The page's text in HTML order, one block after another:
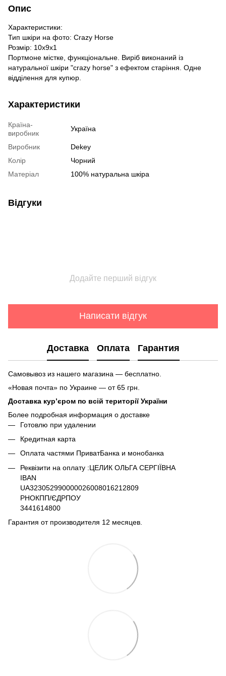
Опис
Характеристики:
Тип шкіри на фото: Crazy Horse
Розмір: 10х9х1
Портмоне містке, функціональне. Виріб виконаний із
натуральної шкіри "crazy horse" з ефектом старіння. Одне
відділення для купюр.
Характеристики
Країна-
виробник
Україна
Виробник
Dekey
Колір
Чорний
Матеріал
100% натуральна шкіра
Відгуки
Додайте перший відгук
Написати відгук
Доставка Оплата Гарантия
Самовывоз из нашего магазина — бесплатно.
«Новая почта» по Украине — от 65 грн.
Доставка кур’єром по всій території України
Более подробная информация о доставке
Готовлю при удалении
Кредитная карта
Оплата частями ПриватБанка и монобанка
Реквізити на оплату :ЦЕЛИК ОЛЬГА СЕРГІЇВНА
IBAN
UA323052990000026008016212809
РНОКПП/ЄДРПОУ
3441614800
Гарантия от производителя 12 месяцев.